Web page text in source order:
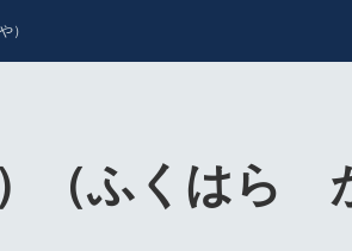
）
（ふくはら